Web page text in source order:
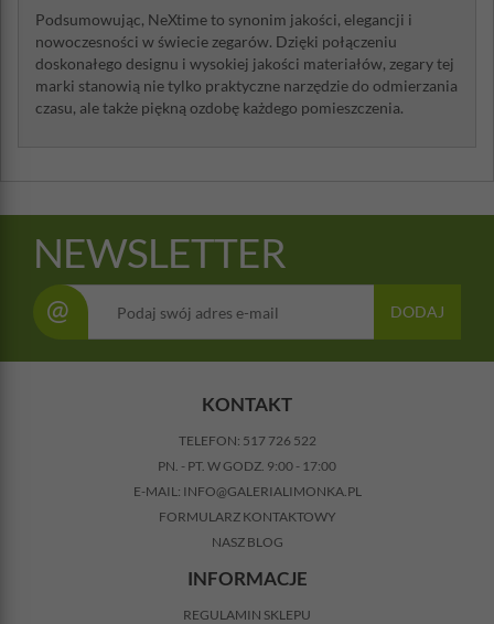
Podsumowując, NeXtime to synonim jakości, elegancji i
nowoczesności w świecie zegarów. Dzięki połączeniu
doskonałego designu i wysokiej jakości materiałów, zegary tej
marki stanowią nie tylko praktyczne narzędzie do odmierzania
czasu, ale także piękną ozdobę każdego pomieszczenia.
NEWSLETTER
@ DODAJ
KONTAKT
TELEFON: 517 726 522
PN. - PT. W GODZ. 9:00 - 17:00
E-MAIL: INFO@GALERIALIMONKA.PL
FORMULARZ KONTAKTOWY
NASZ BLOG
INFORMACJE
REGULAMIN SKLEPU